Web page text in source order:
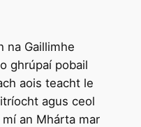
na Gaillimhe
ghrúpaí pobail
aois teacht le
agus ceol
an Mhárta mar